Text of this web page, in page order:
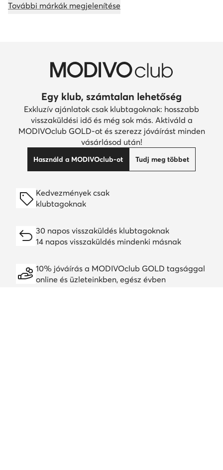
További márkák megjelenítése
Egy klub, számtalan lehetőség
Exkluzív ajánlatok csak klubtagoknak: hosszabb
visszaküldési idő és még sok más. Aktiváld a
MODIVOclub GOLD-ot és szerezz jóváírást minden
vásárlásod után!
Használd a MODIVOclub-ot Tudj meg többet
Kedvezmények csak
klubtagoknak
30 napos visszaküldés klubtagoknak
14 napos visszaküldés mindenki másnak
10% jóváírás a MODIVOclub GOLD tagsággal
online és üzleteinkben, egész évben